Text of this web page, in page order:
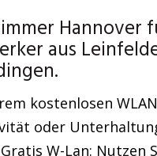
Hannover
aus
kostenlosen
oder
W-Lan: Nutzen